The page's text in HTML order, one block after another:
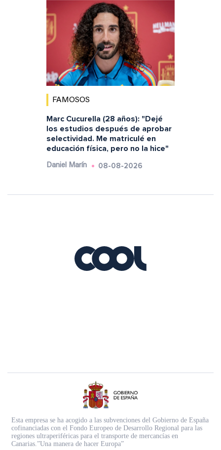
FAMOSOS
Marc Cucurella (28 años): "Dejé
los estudios después de aprobar
selectividad. Me matriculé en
educación física, pero no la hice"
Daniel Marín 08-08-2026
Esta empresa se ha acogido a las subvenciones del Gobierno de España
cofinanciadas con el Fondo Europeo de Desarrollo Regional para las
regiones ultraperiféricas para el transporte de mercancías en
Canarias.”Una manera de hacer Europa”